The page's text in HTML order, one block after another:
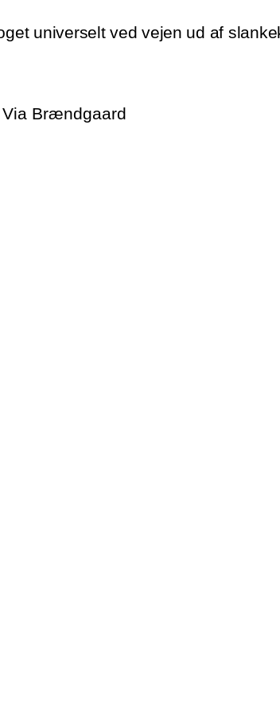
universelt ved vejen ud af
Brændgaard